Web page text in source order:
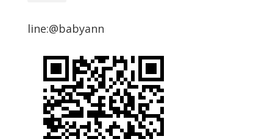
line:@babyann